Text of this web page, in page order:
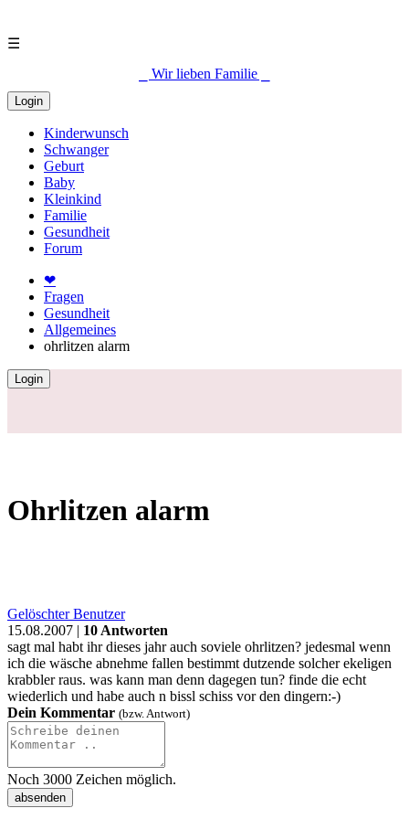
☰
⎯ Wir lieben Familie ⎯
Login
Kinderwunsch
Schwanger
Geburt
Baby
Kleinkind
Familie
Gesundheit
Forum
❤
Fragen
Gesundheit
Allgemeines
ohrlitzen alarm
Login
Ohrlitzen alarm
Gelöschter Benutzer
15.08.2007 | 10 Antworten
sagt mal habt ihr dieses jahr auch soviele ohrlitzen? jedesmal wenn
ich die wäsche abnehme fallen bestimmt dutzende solcher ekeligen
krabbler raus. was kann man denn dagegen tun? finde die echt
wiederlich und habe auch n bissl schiss vor den dingern:-)
Dein Kommentar (bzw. Antwort)
Noch 3000 Zeichen möglich.